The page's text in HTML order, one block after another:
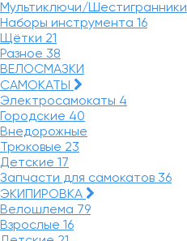
Мультиключи/Шестигранники
Наборы инструмента 16
Щётки 21
Разное 38
ВЕЛОСМАЗКИ
САМОКАТЫ
Электросамокаты 4
Городские 40
Внедорожные
Трюковые 23
Детские 17
Запчасти для самокатов 36
ЭКИПИРОВКА
Велошлема 79
Взрослые 16